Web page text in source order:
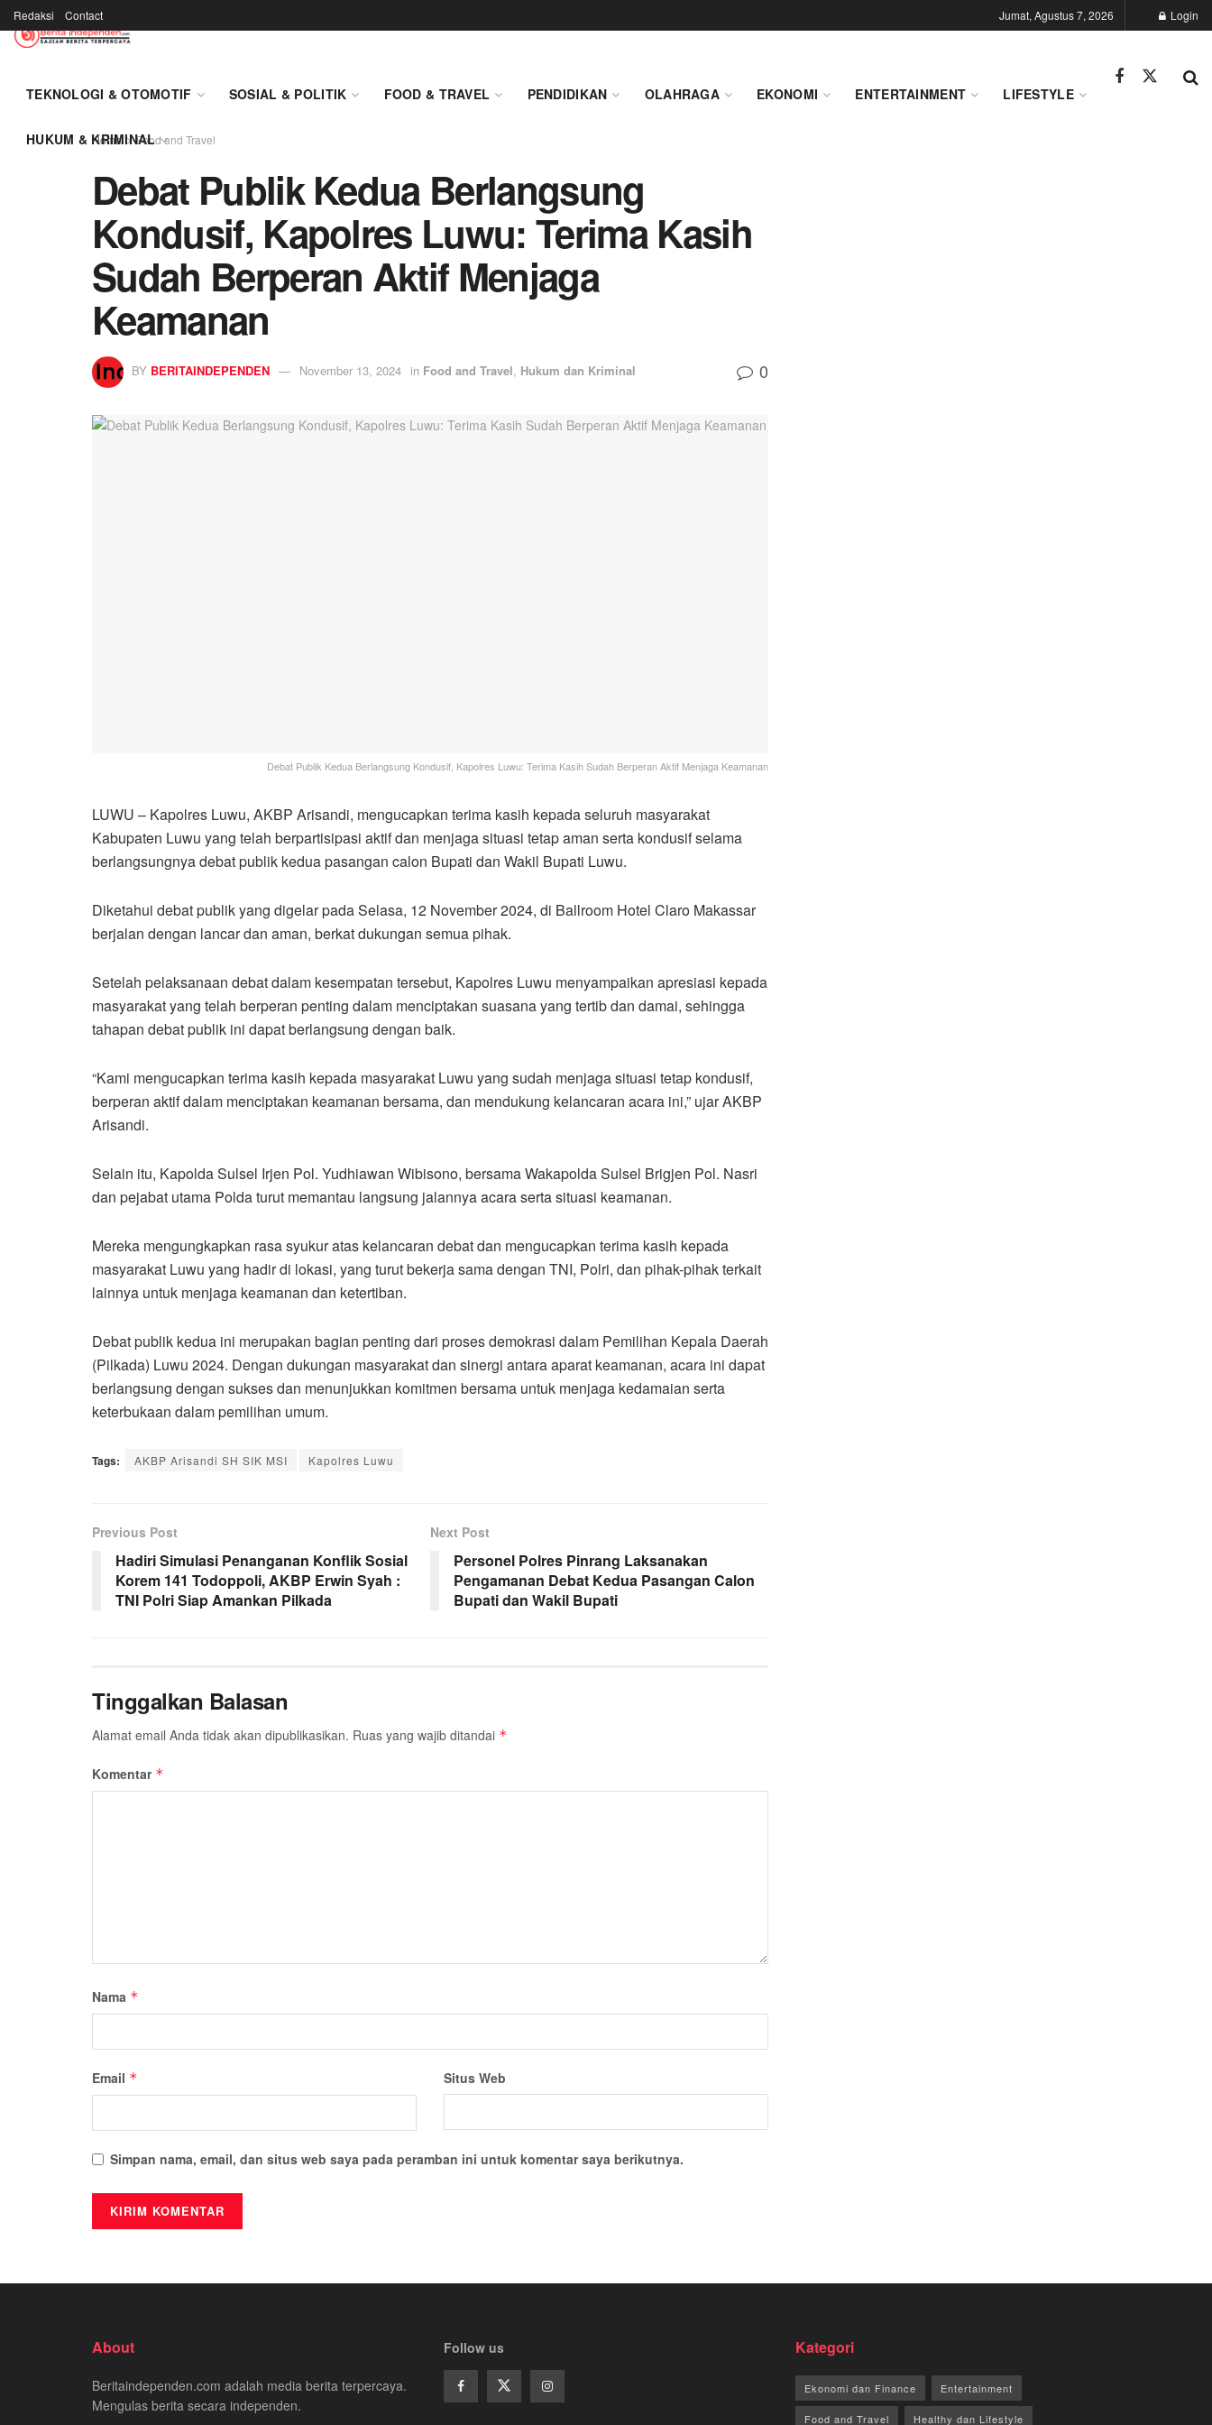
Redaksi Contact Jumat, Agustus 7, 2026 Login
TEKNOLOGI & OTOMOTIF SOSIAL & POLITIK FOOD & TRAVEL PENDIDIKAN OLAHRAGA EKONOMI ENTERTAINMENT LIFESTYLE
HUKUM & KRIMINAL
Home Food and Travel
Debat Publik Kedua Berlangsung
Kondusif, Kapolres Luwu: Terima Kasih
Sudah Berperan Aktif Menjaga
Keamanan
BY BERITAINDEPENDEN November 13, 2024 in Food and Travel, Hukum dan Kriminal 0
Debat Publik Kedua Berlangsung Kondusif, Kapolres Luwu: Terima Kasih Sudah Berperan Aktif Menjaga Keamanan
LUWU – Kapolres Luwu, AKBP Arisandi, mengucapkan terima kasih kepada seluruh masyarakat
Kabupaten Luwu yang telah berpartisipasi aktif dan menjaga situasi tetap aman serta kondusif selama
berlangsungnya debat publik kedua pasangan calon Bupati dan Wakil Bupati Luwu.
Diketahui debat publik yang digelar pada Selasa, 12 November 2024, di Ballroom Hotel Claro Makassar
berjalan dengan lancar dan aman, berkat dukungan semua pihak.
Setelah pelaksanaan debat dalam kesempatan tersebut, Kapolres Luwu menyampaikan apresiasi kepada
masyarakat yang telah berperan penting dalam menciptakan suasana yang tertib dan damai, sehingga
tahapan debat publik ini dapat berlangsung dengan baik.
“Kami mengucapkan terima kasih kepada masyarakat Luwu yang sudah menjaga situasi tetap kondusif,
berperan aktif dalam menciptakan keamanan bersama, dan mendukung kelancaran acara ini,” ujar AKBP
Arisandi.
Selain itu, Kapolda Sulsel Irjen Pol. Yudhiawan Wibisono, bersama Wakapolda Sulsel Brigjen Pol. Nasri
dan pejabat utama Polda turut memantau langsung jalannya acara serta situasi keamanan.
Mereka mengungkapkan rasa syukur atas kelancaran debat dan mengucapkan terima kasih kepada
masyarakat Luwu yang hadir di lokasi, yang turut bekerja sama dengan TNI, Polri, dan pihak-pihak terkait
lainnya untuk menjaga keamanan dan ketertiban.
Debat publik kedua ini merupakan bagian penting dari proses demokrasi dalam Pemilihan Kepala Daerah
(Pilkada) Luwu 2024. Dengan dukungan masyarakat dan sinergi antara aparat keamanan, acara ini dapat
berlangsung dengan sukses dan menunjukkan komitmen bersama untuk menjaga kedamaian serta
keterbukaan dalam pemilihan umum.
Tags: AKBP Arisandi SH SIK MSI Kapolres Luwu
Previous Post
Hadiri Simulasi Penanganan Konflik Sosial
Korem 141 Todoppoli, AKBP Erwin Syah :
TNI Polri Siap Amankan Pilkada
Next Post
Personel Polres Pinrang Laksanakan
Pengamanan Debat Kedua Pasangan Calon
Bupati dan Wakil Bupati
Tinggalkan Balasan
Alamat email Anda tidak akan dipublikasikan. Ruas yang wajib ditandai *
Komentar *
Nama *
Email * Situs Web
Simpan nama, email, dan situs web saya pada peramban ini untuk komentar saya berikutnya.
About
Beritaindependen.com adalah media berita terpercaya.
Mengulas berita secara independen.
Follow us Kategori
Ekonomi dan Finance Entertainment
Food and Travel Healthy dan Lifestyle